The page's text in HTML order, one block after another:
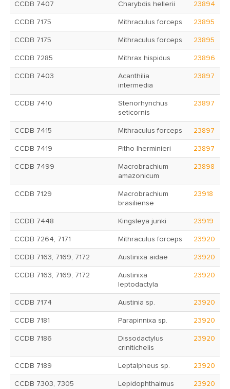
CCDB 7407 Charybdis hellerii 23894
CCDB 7175 Mithraculus forceps 23895
CCDB 7175 Mithraculus forceps 23895
CCDB 7285 Mithrax hispidus 23896
CCDB 7403
Acanthilia
intermedia
23897
CCDB 7410
Stenorhynchus
seticornis
23897
CCDB 7415 Mithraculus forceps 23897
CCDB 7419 Pitho lherminieri 23897
CCDB 7499
Macrobrachium
amazonicum
23898
CCDB 7129
Macrobrachium
brasiliense
23918
CCDB 7448 Kingsleya junki 23919
CCDB 7264, 7171 Mithraculus forceps 23920
CCDB 7163, 7169, 7172 Austinixa aidae 23920
CCDB 7163, 7169, 7172
Austinixa
leptodactyla
23920
CCDB 7174 Austinia sp. 23920
CCDB 7181 Parapinnixa sp. 23920
CCDB 7186
Dissodactylus
crinitichelis
23920
CCDB 7189 Leptalpheus sp. 23920
CCDB 7303, 7305
Lepidophthalmus
23920